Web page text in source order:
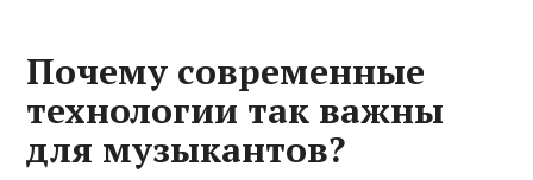
Почему современные
технологии так важны
для музыкантов?